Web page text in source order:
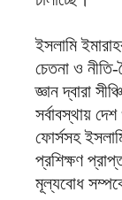
ইসলামি
চেতনা ও
জ্ঞান দ্বারা
সর্বাবস্থায়
ফোর্সসহ
প্রশিক্ষণ
মূল্যবোধ